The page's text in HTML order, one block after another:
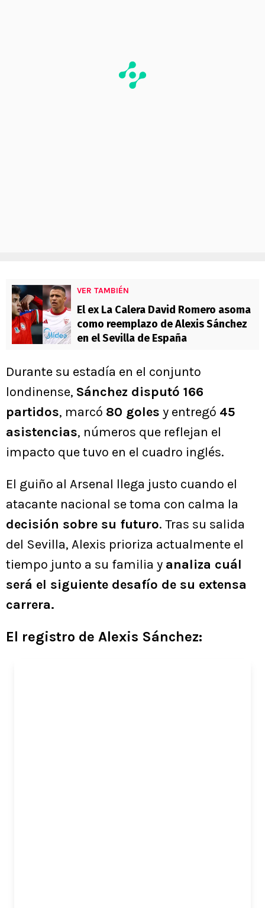
VER TAMBIÉN
El ex La Calera David Romero asoma
como reemplazo de Alexis Sánchez
en el Sevilla de España
Durante su estadía en el conjunto
londinense, Sánchez disputó 166
partidos, marcó 80 goles y entregó 45
asistencias, números que reflejan el
impacto que tuvo en el cuadro inglés.
El guiño al Arsenal llega justo cuando el
atacante nacional se toma con calma la
decisión sobre su futuro. Tras su salida
del Sevilla, Alexis prioriza actualmente el
tiempo junto a su familia y analiza cuál
será el siguiente desafío de su extensa
carrera.
El registro de Alexis Sánchez: